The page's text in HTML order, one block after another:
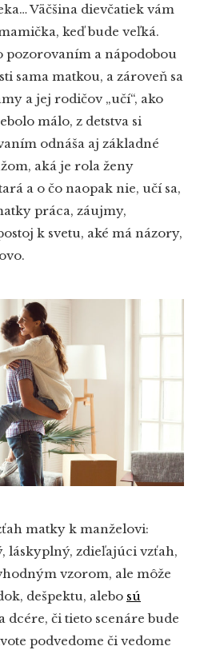
Väčšina dievčatiek vám
keď bude veľká.
pozorovaním a nápodobou
sama matkou, a zároveň sa
a jej rodičov „učí“, ako
málo, z detstva si
odnáša aj základné
aká je rola ženy
a o čo naopak nie, učí sa,
práca, záujmy,
k svetu, aké má názory,
matky k manželovi:
láskyplný, zdieľajúci vzťah,
vzorom, ale môže
dešpektu, alebo sú
dcére, či tieto scenáre bude
podvedome či vedome